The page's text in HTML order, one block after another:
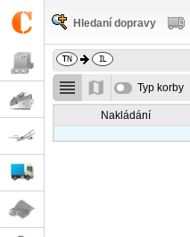
Hledaní dopravy
Typ korby
Nakládání